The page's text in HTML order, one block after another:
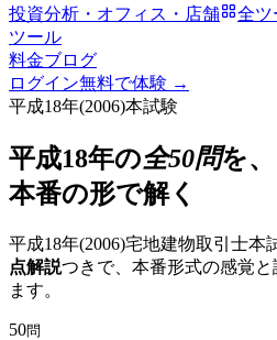
投資分析・オフィス・店舗
全ツ
ツール
料金ブログ
ログイン無料で体験 →
平成18年(2006)本試験
平成18年の全50問を、
本番の形で解く
平成18年(2006)宅地建物取引士本
点解説つきで、本番形式の感覚
ます。
50問